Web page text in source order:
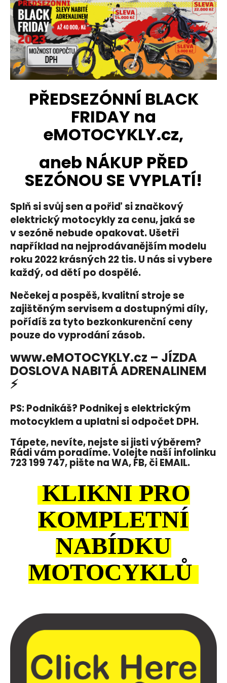
PŘEDSEZÓNNÍ BLACK
FRIDAY na
eMOTOCYKLY.cz,
aneb NÁKUP PŘED
SEZÓNOU SE VYPLATÍ!
Splň si svůj sen a pořiď si značkový
elektrický motocykly za cenu, jaká se
v sezóně nebude opakovat. Ušetři
například na nejprodávanějším modelu
roku 2022 krásných 22 tis. U nás si vybere
každý, od dětí po dospělé.
Nečekej a pospěš, kvalitní stroje se
zajištěným servisem a dostupnými díly,
pořídíš za tyto bezkonkurenční ceny
pouze do vyprodání zásob.
www.eMOTOCYKLY.cz – JÍZDA
DOSLOVA NABITÁ ADRENALINEM
⚡️
PS: Podnikáš? Podnikej s elektrickým
motocyklem a uplatni si odpočet DPH.
Tápete, nevíte, nejste si jisti výběrem?
Rádi vám poradíme. Volejte naší infolinku
723 199 747, pište na WA, FB, či EMAIL.
KLIKNI PRO
KOMPLETNÍ
NABÍDKU
MOTOCYKLŮ
a
j
í
t
?
HLEDAT
r
u
č
u
j
e
m
TC
MAX
SPOKE
BLACK
SUPER
SOCO
-
SILNIČNÍ
ELEKTRICKÝ
MOTOCYKL
VMOTO
116
Kč